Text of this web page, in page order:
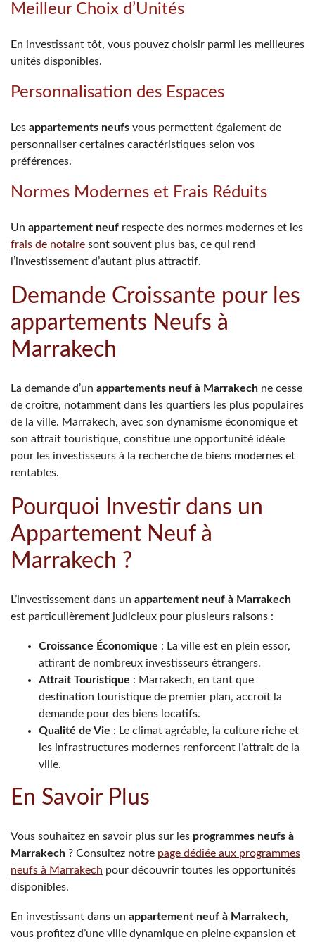
Meilleur Choix d’Unités
En investissant tôt, vous pouvez choisir parmi les meilleures
unités disponibles.
Personnalisation des Espaces
Les appartements neufs vous permettent également de
personnaliser certaines caractéristiques selon vos
préférences.
Normes Modernes et Frais Réduits
Un appartement neuf respecte des normes modernes et les
frais de notaire sont souvent plus bas, ce qui rend
l’investissement d’autant plus attractif.
Demande Croissante pour les
appartements Neufs à
Marrakech
La demande d’un appartements neuf à Marrakech ne cesse
de croître, notamment dans les quartiers les plus populaires
de la ville. Marrakech, avec son dynamisme économique et
son attrait touristique, constitue une opportunité idéale
pour les investisseurs à la recherche de biens modernes et
rentables.
Pourquoi Investir dans un
Appartement Neuf à
Marrakech ?
L’investissement dans un appartement neuf à Marrakech
est particulièrement judicieux pour plusieurs raisons :
Croissance Économique : La ville est en plein essor,
attirant de nombreux investisseurs étrangers.
Attrait Touristique : Marrakech, en tant que
destination touristique de premier plan, accroît la
demande pour des biens locatifs.
Qualité de Vie : Le climat agréable, la culture riche et
les infrastructures modernes renforcent l’attrait de la
ville.
En Savoir Plus
Vous souhaitez en savoir plus sur les programmes neufs à
Marrakech ? Consultez notre page dédiée aux programmes
neufs à Marrakech pour découvrir toutes les opportunités
disponibles.
En investissant dans un appartement neuf à Marrakech,
vous profitez d’une ville dynamique en pleine expansion et